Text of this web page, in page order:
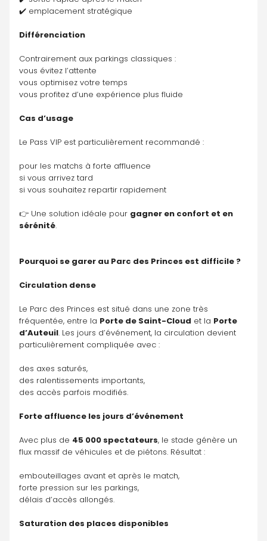
✔️ emplacement stratégique
Différenciation
Contrairement aux parkings classiques :
vous évitez l’attente
vous optimisez votre temps
vous profitez d’une expérience plus fluide
Cas d’usage
Le Pass VIP est particulièrement recommandé :
pour les matchs à forte affluence
si vous arrivez tard
si vous souhaitez repartir rapidement
👉 Une solution idéale pour gagner en confort et en
sérénité.
Pourquoi se garer au Parc des Princes est difficile ?
Circulation dense
Le Parc des Princes est situé dans une zone très
fréquentée, entre la Porte de Saint-Cloud et la Porte
d’Auteuil. Les jours d’événement, la circulation devient
particulièrement compliquée avec :
des axes saturés,
des ralentissements importants,
des accès parfois modifiés.
Forte affluence les jours d’événement
Avec plus de 45 000 spectateurs, le stade génère un
flux massif de véhicules et de piétons. Résultat :
embouteillages avant et après le match,
forte pression sur les parkings,
délais d’accès allongés.
Saturation des places disponibles